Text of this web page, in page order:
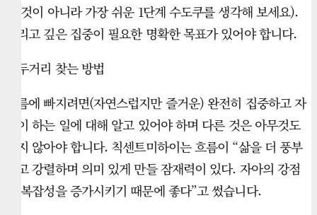
는 것이 아니라 가장 쉬운 1단계 수도쿠를 생각해 보세요).
그리고 깊은 집중이 필요한 명확한 목표가 있어야 합니다.
몰두거리 찾는 방법
흐름에 빠지려면(자연스럽지만 즐거운) 완전히 집중하고 자
신이 하는 일에 대해 알고 있어야 하며 다른 것은 아무것도
하지 않아야 합니다. 칙센트미하이는 흐름이 “삶을 더 풍부
하고 강렬하며 의미 있게 만들 잠재력이 있다. 자아의 강점
과 복잡성을 증가시키기 때문에 좋다”고 썼습니다.